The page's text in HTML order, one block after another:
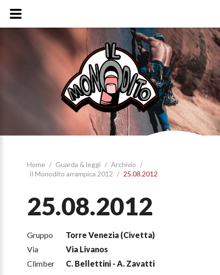
Home / Guarda & leggi / Archivio /
Il Monodito arrampica 2012 / 25.08.2012
25.08.2012
Gruppo
Torre Venezia (Civetta)
Via
Via Livanos
Climber
C. Bellettini - A. Zavatti